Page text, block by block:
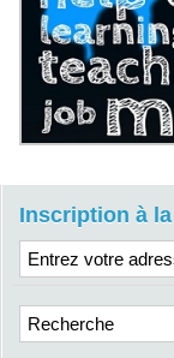
Inscription à